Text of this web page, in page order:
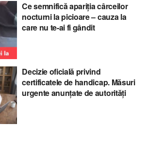
Ce semnifică apariția cârceilor
nocturni la picioare – cauza la
care nu te-ai fi gândit
Decizie oficială privind
certificatele de handicap. Măsuri
urgente anunțate de autorități